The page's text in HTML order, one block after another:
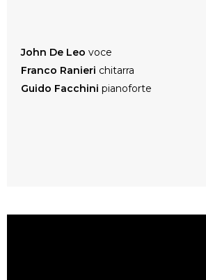
John De Leo voce
Franco Ranieri chitarra
Guido Facchini pianoforte